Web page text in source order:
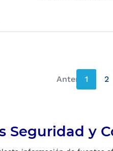
Anterior
1 2
Seguridad y